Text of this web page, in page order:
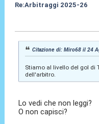
Re:Arbitraggi 2025-26
Citazione di: Miro68 il 24
Stiamo al livello del gol di
dell'arbitro.
Lo vedi che non leggi?
O non capisci?